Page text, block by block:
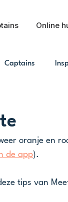
Online
Captains
oranje en
de app).
tips van